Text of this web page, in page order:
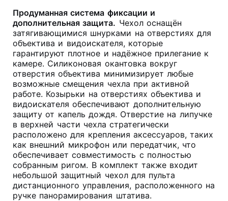
Продуманная система фиксации и
дополнительная защита. Чехол оснащён
затягивающимися шнурками на отверстиях для
объектива и видоискателя, которые
гарантируют плотное и надёжное прилегание к
камере. Силиконовая окантовка вокруг
отверстия объектива минимизирует любые
возможные смещения чехла при активной
работе. Козырьки на отверстиях объектива и
видоискателя обеспечивают дополнительную
защиту от капель дождя. Отверстие на липучке
в верхней части чехла стратегически
расположено для крепления аксессуаров, таких
как внешний микрофон или передатчик, что
обеспечивает совместимость с полностью
собранным ригом. В комплект также входит
небольшой защитный чехол для пульта
дистанционного управления, расположенного на
ручке панорамирования штатива.